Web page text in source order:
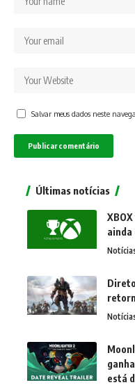
Salvar meus dados neste
Últimas notícias
ainda
está